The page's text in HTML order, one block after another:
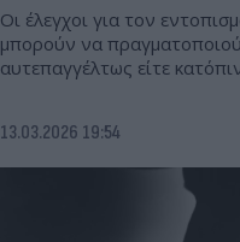
Οι έλεγχοι για τον
μπορούν να
αυτεπαγγέλτως είτε
13.03.2026 19:54